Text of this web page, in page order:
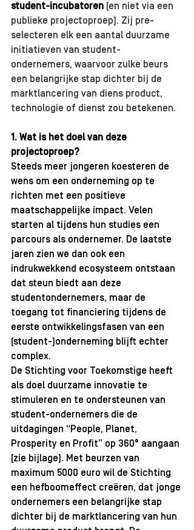
student-incubatoren (en niet via een
publieke projectoproep). Zij pre-
selecteren elk een aantal duurzame
initiatieven van student-
ondernemers, waarvoor zulke beurs
een belangrijke stap dichter bij de
marktlancering van diens product,
technologie of dienst zou betekenen.
1. Wat is het doel van deze
projectoproep?
Steeds meer jongeren koesteren de
wens om een onderneming op te
richten met een positieve
maatschappelijke impact. Velen
starten al tijdens hun studies een
parcours als ondernemer. De laatste
jaren zien we dan ook een
indrukwekkend ecosysteem ontstaan
dat steun biedt aan deze
studentondernemers, maar de
toegang tot financiering tijdens de
eerste ontwikkelingsfasen van een
(student-)onderneming blijft echter
complex.
De Stichting voor Toekomstige heeft
als doel duurzame innovatie te
stimuleren en te ondersteunen van
student-ondernemers die de
uitdagingen “People, Planet,
Prosperity en Profit” op 360° aangaan
(zie bijlage). Met beurzen van
maximum 5000 euro wil de Stichting
een hefboomeffect creëren, dat jonge
ondernemers een belangrijke stap
dichter bij de marktlancering van hun